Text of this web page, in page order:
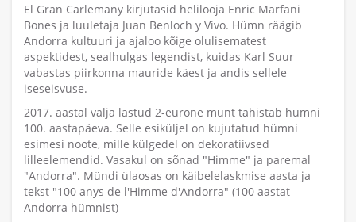
El Gran Carlemany kirjutasid helilooja Enric Marfani
Bones ja luuletaja Juan Benloch y Vivo. Hümn räägib
Andorra kultuuri ja ajaloo kõige olulisematest
aspektidest, sealhulgas legendist, kuidas Karl Suur
vabastas piirkonna mauride käest ja andis sellele
iseseisvuse.
2017. aastal välja lastud 2-eurone münt tähistab hümni
100. aastapäeva. Selle esiküljel on kujutatud hümni
esimesi noote, mille külgedel on dekoratiivsed
lilleelemendid. Vasakul on sõnad "Himme" ja paremal
"Andorra". Mündi ülaosas on käibelelaskmise aasta ja
tekst "100 anys de l'Himme d'Andorra" (100 aastat
Andorra hümnist)